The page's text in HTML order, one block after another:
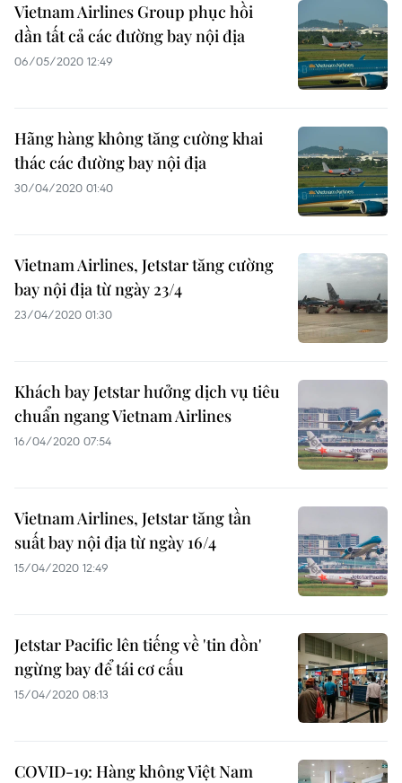
Vietnam Airlines Group phục hồi
dần tất cả các đường bay nội địa
06/05/2020 12:49
Hãng hàng không tăng cường khai
thác các đường bay nội địa
30/04/2020 01:40
Vietnam Airlines, Jetstar tăng cường
bay nội địa từ ngày 23/4
23/04/2020 01:30
Khách bay Jetstar hưởng dịch vụ tiêu
chuẩn ngang Vietnam Airlines
16/04/2020 07:54
Vietnam Airlines, Jetstar tăng tần
suất bay nội địa từ ngày 16/4
15/04/2020 12:49
Jetstar Pacific lên tiếng về 'tin đồn'
ngừng bay để tái cơ cấu
15/04/2020 08:13
COVID-19: Hàng không Việt Nam